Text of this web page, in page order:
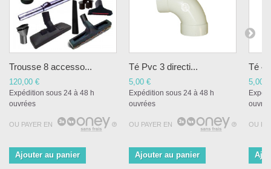
Trousse 8 accesso...
120,00 €
Expédition sous 24 à 48 h
ouvrées
OU PAYER EN
Ajouter au panier
Té Pvc 3 directi...
5,00 €
Expédition sous 24 à 48 h
ouvrées
OU PAYER EN
Ajouter au panier
Té
5,00 €
OU